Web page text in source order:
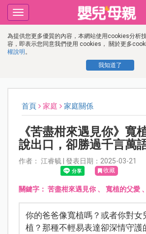
為提供您更多優質的內容，本網站使用cookies分析
容，即表示您同意我們使用 cookies， 關於更多
權說明 。
我知道了
Toggle
navigation
首頁 家庭 家庭關係
《苦盡柑來遇見你》寬
說出口，卻勝過千言萬
作者： 江睿毓 | 發表日期：2025-03-21
收藏
關鍵字： 苦盡柑來遇見你、 寬植的父愛、
你的爸爸像寬植嗎？或者你對女
植？那種不輕易表達卻深情守護